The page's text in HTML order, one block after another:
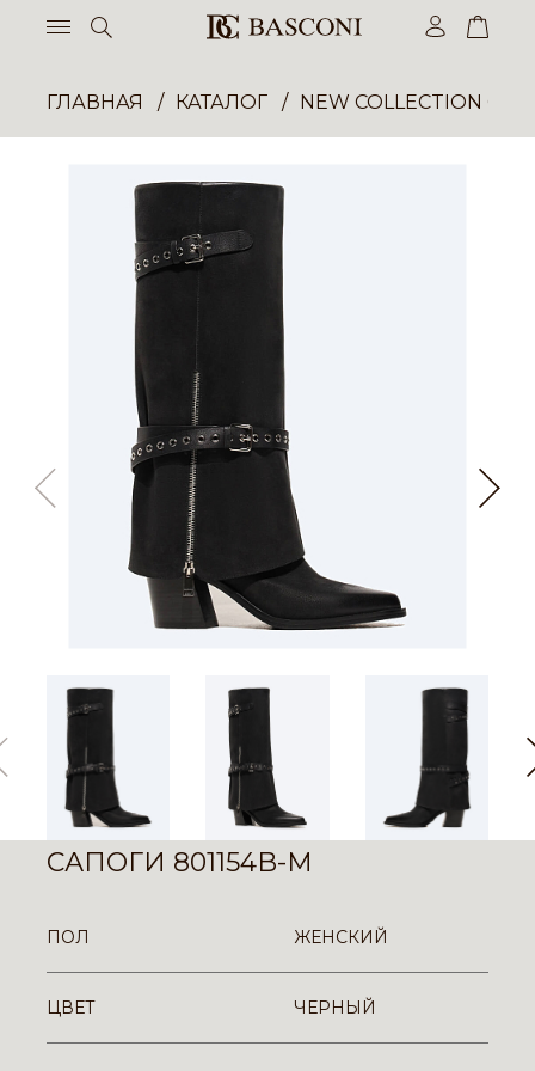
ГЛАВНАЯ КАТАЛОГ NEW COLLECTION
САПОГИ 801154B-M
ПОЛ ЖЕНСКИЙ
ЦВЕТ ЧЕРНЫЙ